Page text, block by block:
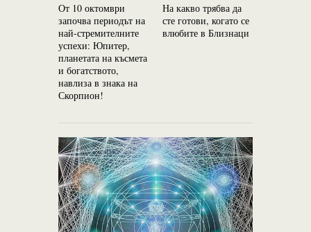
От 10 октомври
започва периодът на
най-стремителните
успехи: Юпитер,
планетата на късмета
и богатството,
навлиза в знака на
Скорпион!
На какво трябва да
сте готови, когато се
влюбите в Близнаци